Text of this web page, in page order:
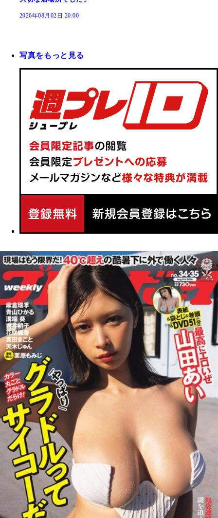
2026年08月02日 20:00
写真をもっと見る